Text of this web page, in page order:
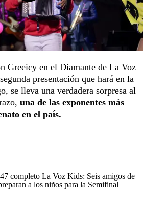
Greeicy en el Diamante de La Voz
presentación que hará en la
se lleva una verdadera sorpresa al
, una de las exponentes más
en el país.
completo La Voz Kids: Seis amigos de
a los niños para la Semifinal